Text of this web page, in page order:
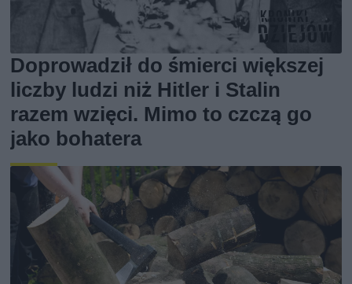
Doprowadził do śmierci większej
liczby ludzi niż Hitler i Stalin
razem wzięci. Mimo to czczą go
jako bohatera